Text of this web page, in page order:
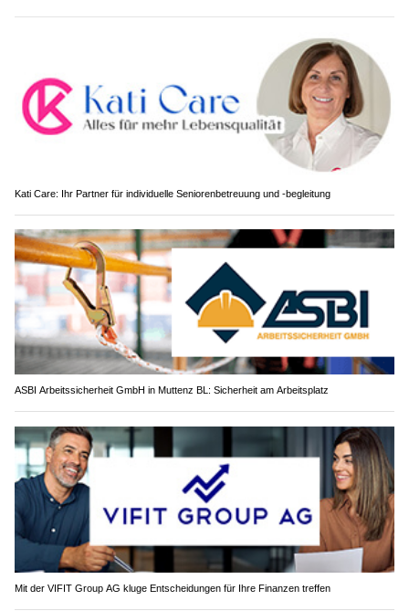
Kati Care: Ihr Partner für individuelle Seniorenbetreuung und -begleitung
ASBI Arbeitssicherheit GmbH in Muttenz BL: Sicherheit am Arbeitsplatz
Mit der VIFIT Group AG kluge Entscheidungen für Ihre Finanzen treffen